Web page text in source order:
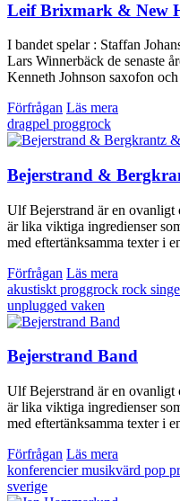
Leif Brixmark & New
I bandet spelar : Staffan
Lars Winnerbäck de senaste
Kenneth Johnson saxofon
Förfrågan Läs mera
dragpel proggrock
Bejerstrand &
Ulf Bejerstrand är en ovanligt
är lika viktiga ingredienser
med eftertänksamma texter i
Förfrågan Läs mera
akustiskt proggrock rock
unplugged vaken
Bejerstrand Band
Ulf Bejerstrand är en ovanligt
är lika viktiga ingredienser
med eftertänksamma texter i
Förfrågan Läs mera
konferenciermusikvärd pop
sverige